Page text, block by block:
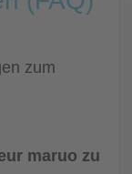
zum
maruo zu